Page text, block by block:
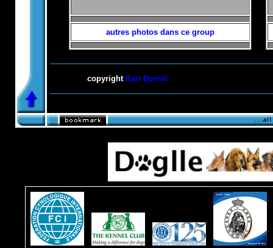
autres photos dans ce group
copyright Karl Donvil